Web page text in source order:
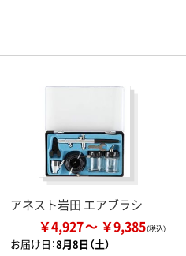
アネスト岩田 エアブラシ
￥4,927 ￥9,385
お届け日：8月8日（土）